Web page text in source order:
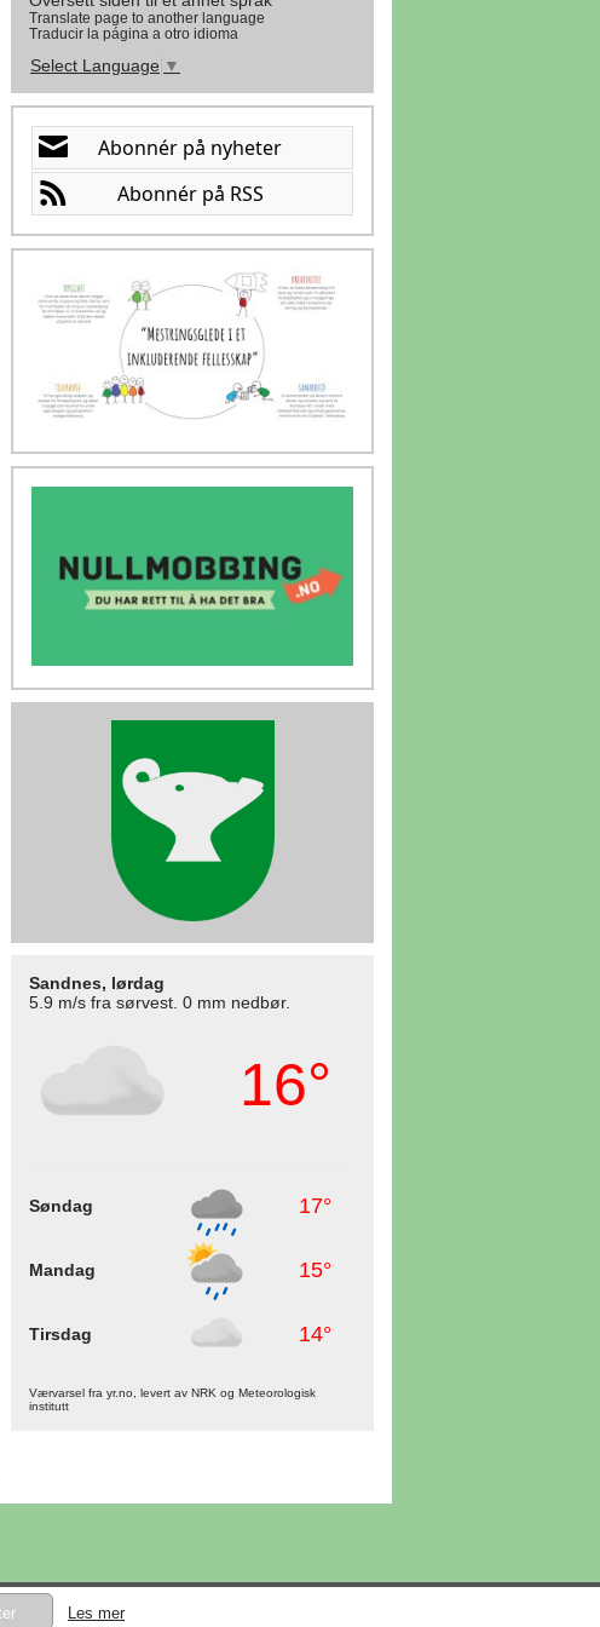
Translate page to another language
Traducir la página a otro idioma
Select Language ▼
Sandnes, lørdag
5.9 m/s fra sørvest. 0 mm nedbør.
16°
Søndag 17°
Mandag 15°
Tirsdag 14°
Værvarsel fra yr.no, levert av NRK og Meteorologisk
institutt
Les mer